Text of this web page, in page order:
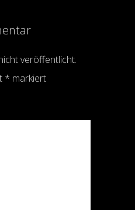
veröffentlicht.
* markiert